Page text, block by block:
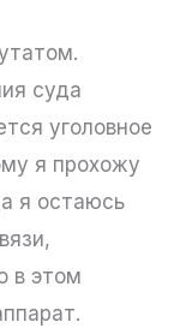
суда
уголовное
я прохожу
я остаюсь
в этом